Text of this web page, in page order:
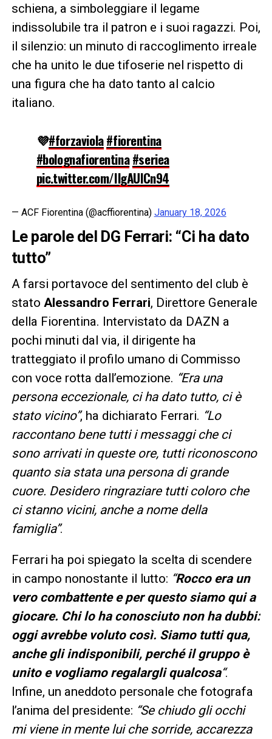
schiena, a simboleggiare il legame
indissolubile tra il patron e i suoi ragazzi. Poi,
il silenzio: un minuto di raccoglimento irreale
che ha unito le due tifoserie nel rispetto di
una figura che ha dato tanto al calcio
italiano.
💜#forzaviola#fiorentina
#bolognafiorentina#seriea
pic.twitter.com/IlgAUlCn94
— ACF Fiorentina (@acffiorentina) January 18, 2026
Le parole del DG Ferrari: “Ci ha dato
tutto”
A farsi portavoce del sentimento del club è
stato Alessandro Ferrari, Direttore Generale
della Fiorentina. Intervistato da DAZN a
pochi minuti dal via, il dirigente ha
tratteggiato il profilo umano di Commisso
con voce rotta dall’emozione. “Era una
persona eccezionale, ci ha dato tutto, ci è
stato vicino”, ha dichiarato Ferrari. “Lo
raccontano bene tutti i messaggi che ci
sono arrivati in queste ore, tutti riconoscono
quanto sia stata una persona di grande
cuore. Desidero ringraziare tutti coloro che
ci stanno vicini, anche a nome della
famiglia”.
Ferrari ha poi spiegato la scelta di scendere
in campo nonostante il lutto: “Rocco era un
vero combattente e per questo siamo qui a
giocare. Chi lo ha conosciuto non ha dubbi:
oggi avrebbe voluto così. Siamo tutti qua,
anche gli indisponibili, perché il gruppo è
unito e vogliamo regalargli qualcosa“.
Infine, un aneddoto personale che fotografa
l’anima del presidente: “Se chiudo gli occhi
mi viene in mente lui che sorride, accarezza